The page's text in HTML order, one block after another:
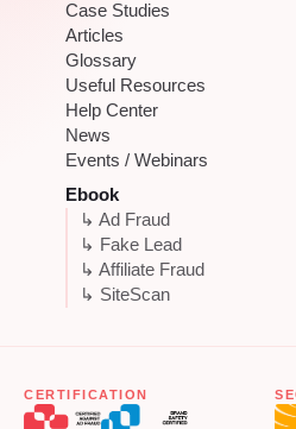
Case Studies
Articles
Glossary
Useful Resources
Help Center
News
Events / Webinars
Ebook
↳ Ad Fraud
↳ Fake Lead
↳ Affiliate Fraud
↳ SiteScan
CERTIFICATION